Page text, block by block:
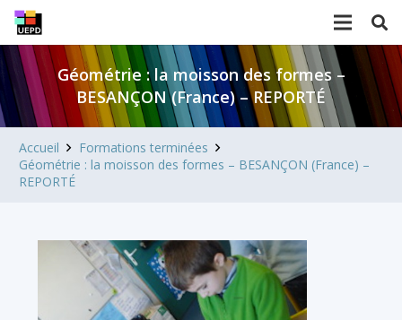
Géométrie : la moisson des formes –
BESANÇON (France) – REPORTÉ
Accueil
Formations terminées
Géométrie : la moisson des formes – BESANÇON (France) –
REPORTÉ